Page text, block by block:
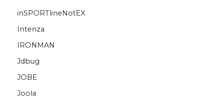
inSPORTlineNotEX
Intenza
IRONMAN
Jdbug
JOBE
Joola